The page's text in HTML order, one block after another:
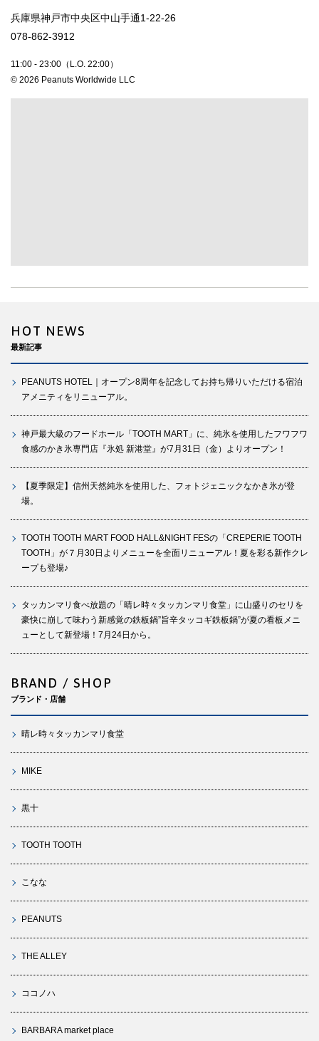
兵庫県神戸市中央区中山手通1-22-26
078-862-3912
11:00 - 23:00（L.O. 22:00）
© 2026 Peanuts Worldwide LLC
HOT NEWS
最新記事
PEANUTS HOTEL｜オープン8周年を記念してお持ち帰りいただける宿泊
アメニティをリニューアル。
神戸最大級のフードホール「TOOTH MART」に、純氷を使用したフワフワ
食感のかき氷専門店『氷処 新港堂』が7月31日（金）よりオープン！
【夏季限定】信州天然純氷を使用した、フォトジェニックなかき氷が登
場。
TOOTH TOOTH MART FOOD HALL&NIGHT FESの「CREPERIE TOOTH
TOOTH」が７月30日よりメニューを全面リニューアル！夏を彩る新作クレ
ープも登場♪
タッカンマリ食べ放題の「晴レ時々タッカンマリ食堂」に山盛りのセリを
豪快に崩して味わう新感覚の鉄板鍋”旨辛タッコギ鉄板鍋”が夏の看板メニ
ューとして新登場！7月24日から。
BRAND / SHOP
ブランド・店舗
晴レ時々タッカンマリ食堂
MIKE
黒十
TOOTH TOOTH
こなな
PEANUTS
THE ALLEY
ココノハ
BARBARA market place